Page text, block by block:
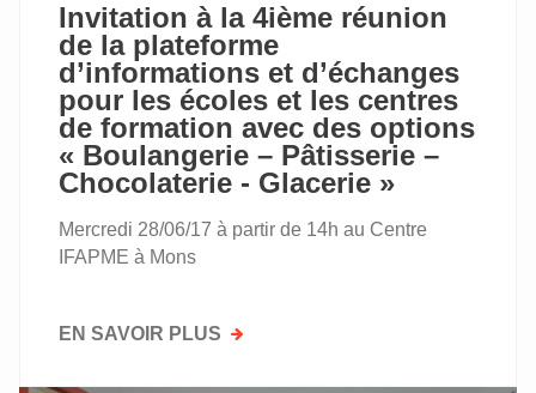
Invitation à la 4ième réunion
de la plateforme
d’informations et d’échanges
pour les écoles et les centres
de formation avec des options
« Boulangerie – Pâtisserie –
Chocolaterie - Glacerie »
Mercredi 28/06/17 à partir de 14h au Centre
IFAPME à Mons
EN SAVOIR PLUS SUR
À